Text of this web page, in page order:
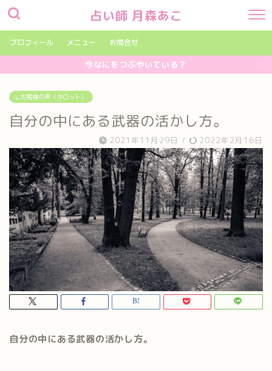
占い師 月森あこ
プロフィール メニュー お問合せ
今なにをつぶやいている？
∟お客様の声（タロット）
自分の中にある武器の活かし方。
2021年11月29日 / 2022年2月16日
自分の中にある武器の活かし方。